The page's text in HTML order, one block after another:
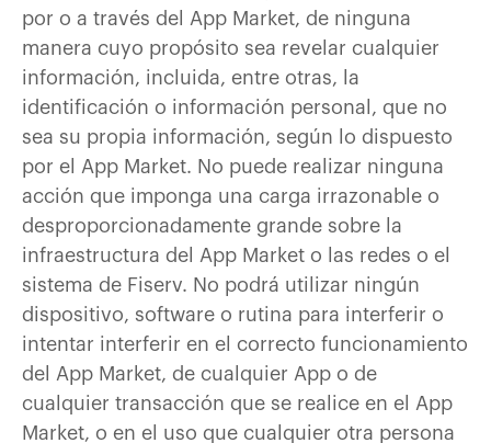
por o a través del App Market, de ninguna
manera cuyo propósito sea revelar cualquier
información, incluida, entre otras, la
identificación o información personal, que no
sea su propia información, según lo dispuesto
por el App Market. No puede realizar ninguna
acción que imponga una carga irrazonable o
desproporcionadamente grande sobre la
infraestructura del App Market o las redes o el
sistema de Fiserv. No podrá utilizar ningún
dispositivo, software o rutina para interferir o
intentar interferir en el correcto funcionamiento
del App Market, de cualquier App o de
cualquier transacción que se realice en el App
Market, o en el uso que cualquier otra persona